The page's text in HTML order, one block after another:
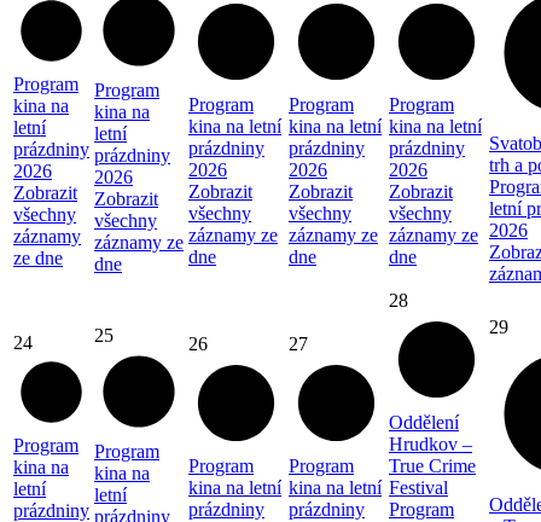
Program
kina na
letní
prázdniny
2026
Zobrazit
všechny
záznamy
ze dne
Program
kina na
letní
prázdniny
2026
Zobrazit
všechny
záznamy ze
dne
Program
kina na letní
prázdniny
2026
Zobrazit
všechny
záznamy ze
dne
Program
kina na letní
prázdniny
2026
Zobrazit
všechny
záznamy ze
dne
Program
kina na letní
prázdniny
2026
Zobrazit
všechny
záznamy ze
dne
trh a
letní
2026
24
Program
kina na
letní
prázdniny
25
Program
kina na
letní
prázdniny
26
Program
kina na letní
prázdniny
27
Program
kina na letní
prázdniny
28
Oddělení
Hrudkov –
True Crime
Festival
Program
29